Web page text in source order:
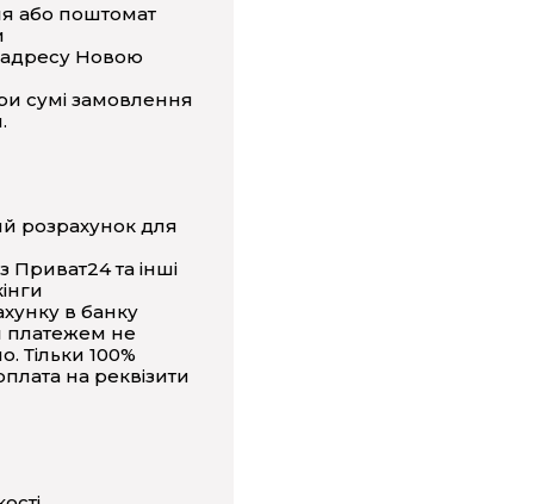
або поштомат
Новою
сумі замовлення
розрахунок для
Приват24 та інші
в банку
не
Тільки 100%
на реквізити